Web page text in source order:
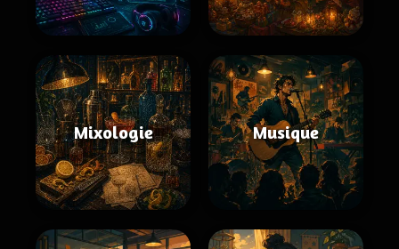
Mixologie Musique